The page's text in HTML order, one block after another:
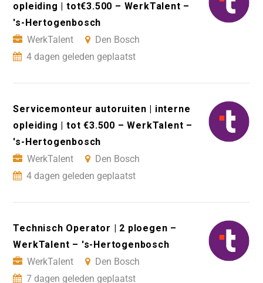
opleiding | tot€3.500 – WerkTalent –
's-Hertogenbosch
WerkTalent
Den Bosch
4 dagen geleden geplaatst
Servicemonteur autoruiten | interne
opleiding | tot €3.500 – WerkTalent –
's-Hertogenbosch
WerkTalent
Den Bosch
4 dagen geleden geplaatst
Technisch Operator | 2 ploegen –
WerkTalent – 's-Hertogenbosch
WerkTalent
Den Bosch
7 dagen geleden geplaatst